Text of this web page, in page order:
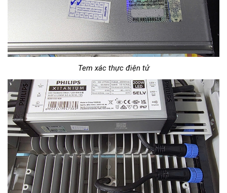
Tem xác thực điện tử